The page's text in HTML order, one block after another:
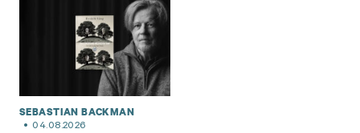
SEBASTIAN BACKMAN
04.08.2026